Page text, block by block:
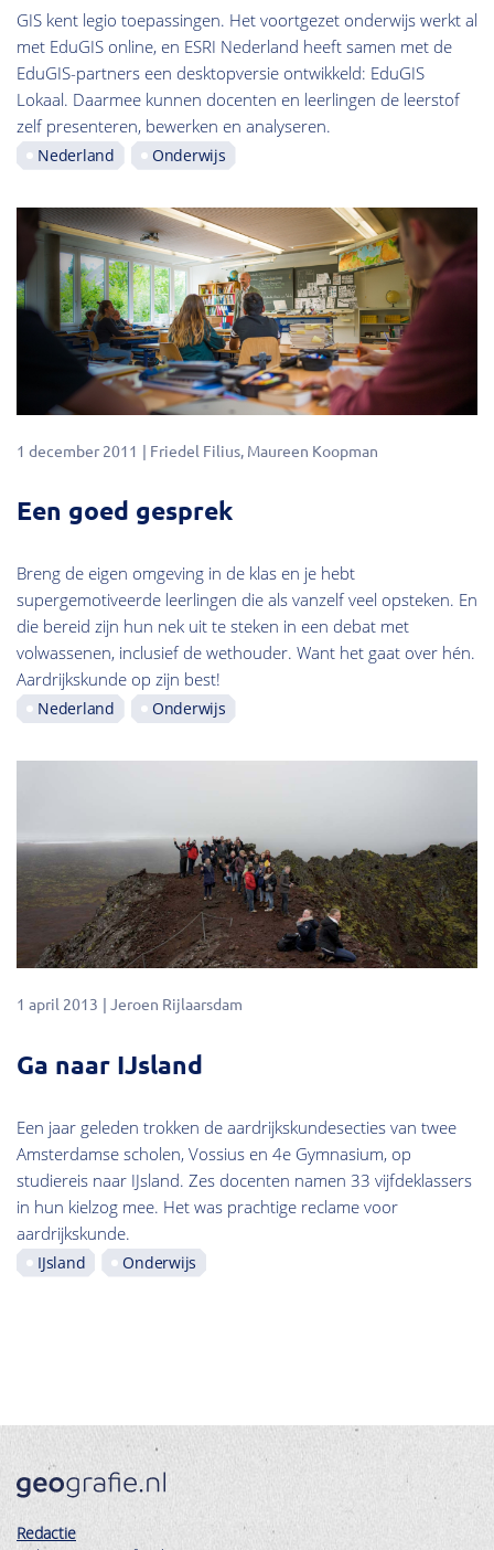
GIS kent legio toepassingen. Het voortgezet onderwijs werkt al
met EduGIS online, en ESRI Nederland heeft samen met de
EduGIS-partners een desktopversie ontwikkeld: EduGIS
Lokaal. Daarmee kunnen docenten en leerlingen de leerstof
zelf presenteren, bewerken en analyseren.
Nederland Onderwijs
1 december 2011 Friedel Filius Maureen Koopman
Een goed gesprek
Breng de eigen omgeving in de klas en je hebt
supergemotiveerde leerlingen die als vanzelf veel opsteken. En
die bereid zijn hun nek uit te steken in een debat met
volwassenen, inclusief de wethouder. Want het gaat over hén.
Aardrijkskunde op zijn best!
Nederland Onderwijs
1 april 2013 Jeroen Rijlaarsdam
Ga naar IJsland
Een jaar geleden trokken de aardrijkskundesecties van twee
Amsterdamse scholen, Vossius en 4e Gymnasium, op
studiereis naar IJsland. Zes docenten namen 33 vijfdeklassers
in hun kielzog mee. Het was prachtige reclame voor
aardrijkskunde.
IJsland Onderwijs
Redactie